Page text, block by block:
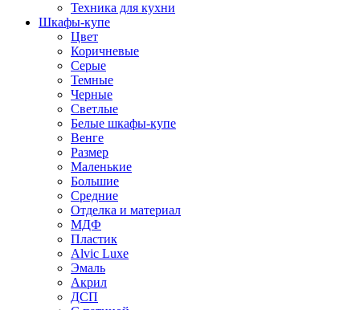
Техника для кухни
Шкафы-купе
Цвет
Коричневые
Серые
Темные
Черные
Светлые
Белые шкафы-купе
Венге
Размер
Маленькие
Большие
Средние
Отделка и материал
МДФ
Пластик
Alvic Luxe
Эмаль
Акрил
ДСП